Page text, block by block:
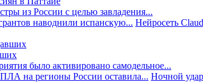
из России с целью завладения...
наводнили испанскую... Нейросеть
было активировано самодельное...
на регионы России оставила... Ночной